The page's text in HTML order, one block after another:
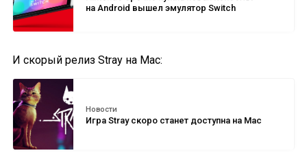
на Android вышел эмулятор Switch
И скорый релиз Stray на Mac:
Новости
Игра Stray скоро станет доступна на Mac